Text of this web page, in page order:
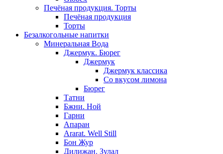
Печёная продукция. Торты
Печёная продукция
Торты
Безалкогольные напитки
Минеральная Вода
Джермук. Бюрег
Джермук
Джермук классика
Со вкусом лимона
Бюрег
Татни
Бжни. Ной
Гарни
Апаран
Ararat. Well Still
Бон Жур
Дилижан. Зулал